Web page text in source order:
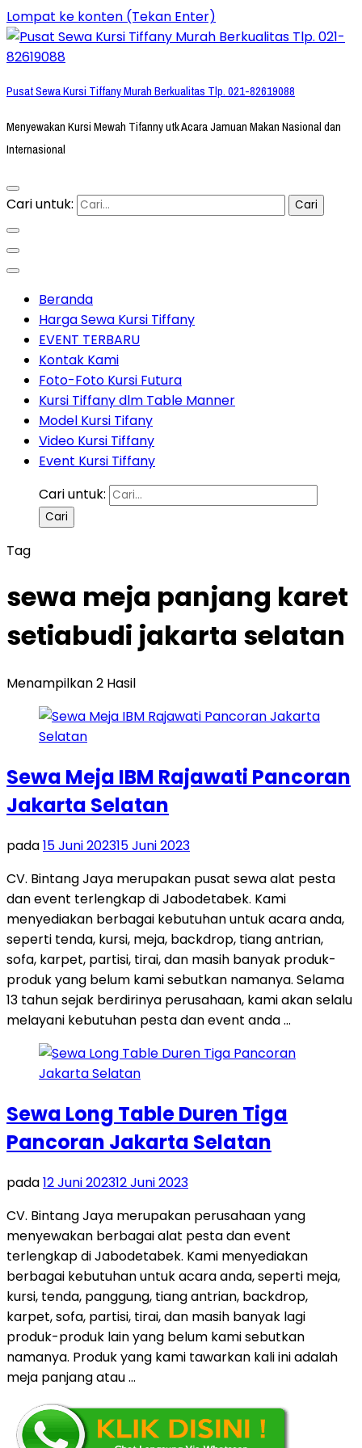
Lompat ke konten (Tekan Enter)
Pusat Sewa Kursi Tiffany Murah Berkualitas Tlp. 021-82619088
Menyewakan Kursi Mewah Tifanny utk Acara Jamuan Makan Nasional dan
Internasional
Cari untuk:
Beranda
Harga Sewa Kursi Tiffany
EVENT TERBARU
Kontak Kami
Foto-Foto Kursi Futura
Kursi Tiffany dlm Table Manner
Model Kursi Tifany
Video Kursi Tiffany
Event Kursi Tiffany
Cari untuk:
Tag
sewa meja panjang karet
setiabudi jakarta selatan
Menampilkan 2 Hasil
Sewa Meja IBM Rajawati Pancoran
Jakarta Selatan
pada15 Juni 202315 Juni 2023
CV. Bintang Jaya merupakan pusat sewa alat pesta
dan event terlengkap di Jabodetabek. Kami
menyediakan berbagai kebutuhan untuk acara anda,
seperti tenda, kursi, meja, backdrop, tiang antrian,
sofa, karpet, partisi, tirai, dan masih banyak produk-
produk yang belum kami sebutkan namanya. Selama
13 tahun sejak berdirinya perusahaan, kami akan selalu
melayani kebutuhan pesta dan event anda …
Sewa Long Table Duren Tiga
Pancoran Jakarta Selatan
pada12 Juni 202312 Juni 2023
CV. Bintang Jaya merupakan perusahaan yang
menyewakan berbagai alat pesta dan event
terlengkap di Jabodetabek. Kami menyediakan
berbagai kebutuhan untuk acara anda, seperti meja,
kursi, tenda, panggung, tiang antrian, backdrop,
karpet, sofa, partisi, tirai, dan masih banyak lagi
produk-produk lain yang belum kami sebutkan
namanya. Produk yang kami tawarkan kali ini adalah
meja panjang atau …